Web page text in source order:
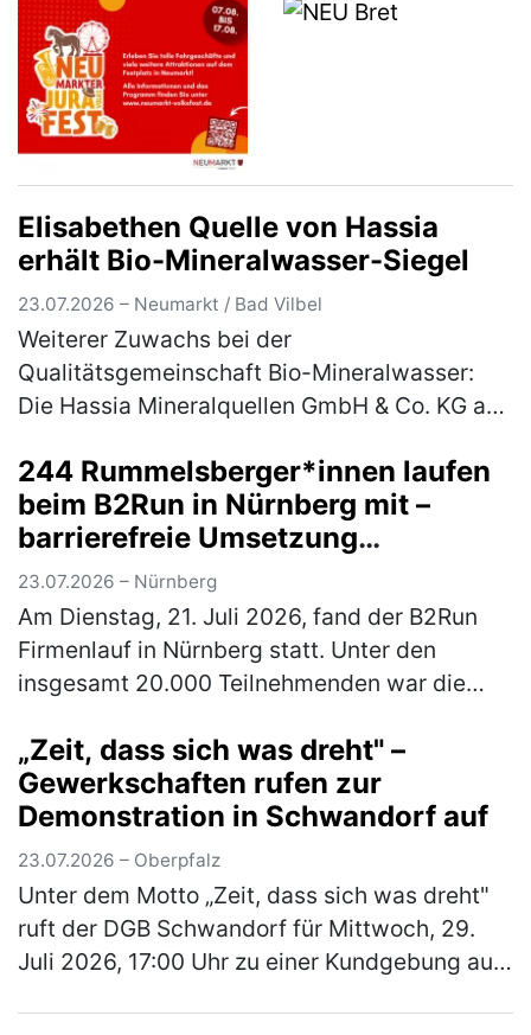
Elisabethen Quelle von Hassia
erhält Bio-Mineralwasser-Siegel
23.07.2026 – Neumarkt / Bad Vilbel
Weiterer Zuwachs bei der
Qualitätsgemeinschaft Bio-Mineralwasser:
Die Hassia Mineralquellen GmbH & Co. KG aus
Mineralwassermarke „Elisabethen Quelle“ das
begehrte…(mehr)
244 Rummelsberger*innen laufen
beim B2Run in Nürnberg mit –
barrierefreie Umsetzung
ermöglichte Rollstuhlfahrer*innen
Teilnahme am Firmenlauf
23.07.2026 – Nürnberg
Am Dienstag, 21. Juli 2026, fand der B2Run
Firmenlauf in Nürnberg statt. Unter den
insgesamt 20.000 Teilnehmenden war die
engagierten Team von 244 Läufer*innen so
star…(mehr)
„Zeit, dass sich was dreht" –
Gewerkschaften rufen zur
Demonstration in Schwandorf auf
23.07.2026 – Oberpfalz
Unter dem Motto „Zeit, dass sich was dreht"
ruft der DGB Schwandorf für Mittwoch, 29.
Juli 2026, 17:00 Uhr zu einer Kundgebung auf